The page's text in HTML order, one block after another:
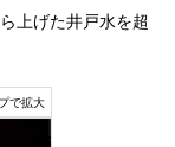
上げた井戸水を超